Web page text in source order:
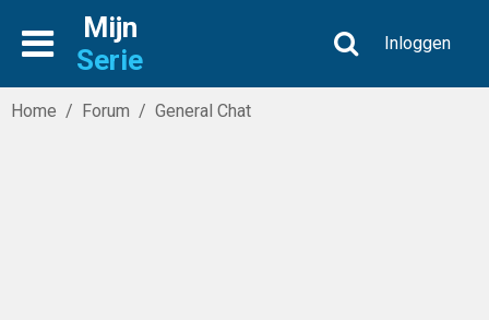
Mijn
Serie
Inloggen
Home / Forum / General Chat